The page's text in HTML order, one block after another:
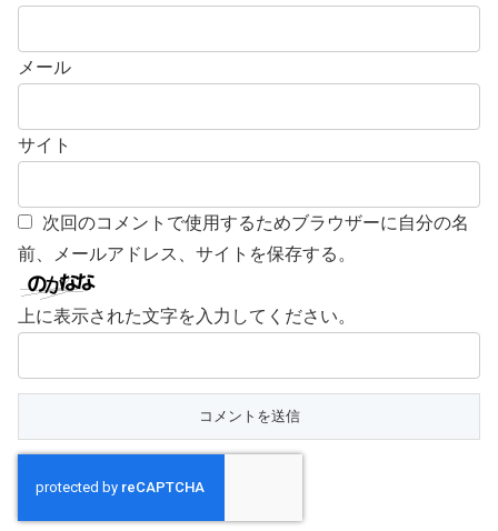
メール
サイト
次回のコメントで使用するためブラウザーに自分の名
前、メールアドレス、サイトを保存する。
上に表示された文字を入力してください。